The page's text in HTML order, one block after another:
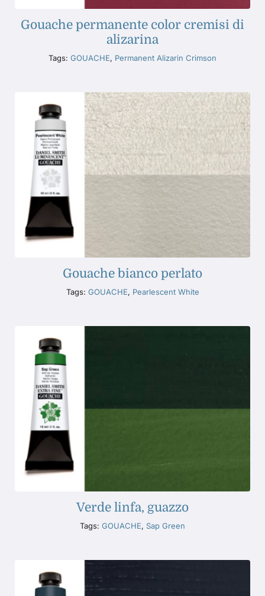
Gouache permanente color cremisi di
alizarina
Tags: GOUACHE, Permanent Alizarin Crimson
Gouache bianco perlato
Tags: GOUACHE, Pearlescent White
Verde linfa, guazzo
Tags: GOUACHE, Sap Green